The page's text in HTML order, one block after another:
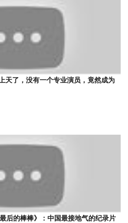
天了，没有一个专业演员，竟然成为
后的棒棒》：中国最接地气的纪录片